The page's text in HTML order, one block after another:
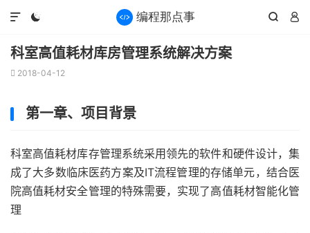
  

科室高值耗材库房管理系统解决方案
 2018-04-12
第一章、项目背景
科室高值耗材库存管理系统采用领先的软件和硬件设计，集
成了大多数临床医药方案及IT流程管理的存储单元，结合医
院高值耗材安全管理的特殊需要，实现了高值耗材智能化管
理